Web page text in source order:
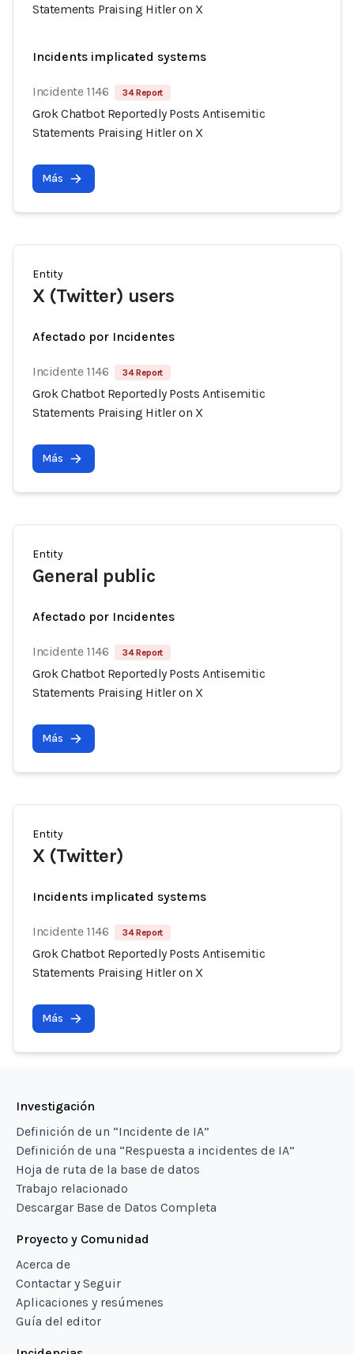
Statements Praising Hitler on X
Incidents implicated systems
Incidente 1146 34 Report
Grok Chatbot Reportedly Posts Antisemitic
Statements Praising Hitler on X
Más
Entity
X (Twitter) users
Afectado por Incidentes
Incidente 1146 34 Report
Grok Chatbot Reportedly Posts Antisemitic
Statements Praising Hitler on X
Más
Entity
General public
Afectado por Incidentes
Incidente 1146 34 Report
Grok Chatbot Reportedly Posts Antisemitic
Statements Praising Hitler on X
Más
Entity
X (Twitter)
Incidents implicated systems
Incidente 1146 34 Report
Grok Chatbot Reportedly Posts Antisemitic
Statements Praising Hitler on X
Más
Investigación
Definición de un “Incidente de IA”
Definición de una “Respuesta a incidentes de IA”
Hoja de ruta de la base de datos
Trabajo relacionado
Descargar Base de Datos Completa
Proyecto y Comunidad
Acerca de
Contactar y Seguir
Aplicaciones y resúmenes
Guía del editor